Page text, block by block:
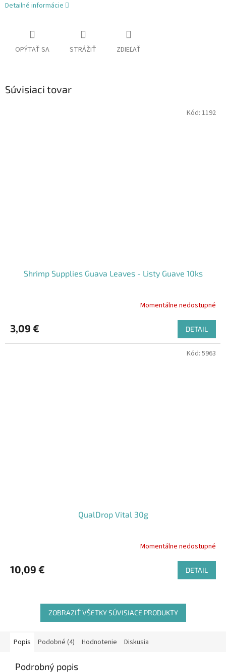
Detailné informácie
OPÝTAŤ SA STRÁŽIŤ ZDIEĽAŤ
Súvisiaci tovar
Shrimp Supplies Guava Leaves - Listy Guave 10ks
Momentálne nedostupné
3,09 € DETAIL
Kód: 1192
QualDrop Vital 30g
Momentálne nedostupné
10,09 € DETAIL
Kód: 5963
ZOBRAZIŤ VŠETKY SÚVISIACE PRODUKTY
Popis Podobné (4) Hodnotenie Diskusia
Podrobný popis